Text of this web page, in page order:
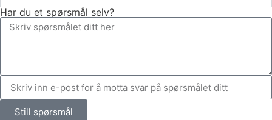
Har du et spørsmål selv?
Still spørsmål